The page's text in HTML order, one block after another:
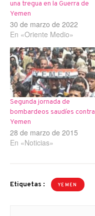
una tregua en la Guerra de
Yemen
30 de marzo de 2022
En «Oriente Medio»
Segunda jornada de
bombardeos saudíes contra
Yemen
28 de marzo de 2015
En «Noticias»
Etiquetas : YEMEN